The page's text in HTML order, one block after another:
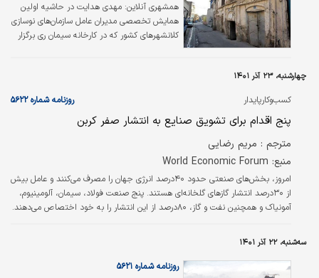
همشهری آنلاین: مهدی هدایت در حاشیه اولین
همایش تخصصی مدیران عامل سازمان‌های نوسازی
کلانشهرهای کشور که در کارخانه سیمان ری برگزار
چهارشنبه، ۲۳ آذر ۱۴۰۱
کسب‌و‌کارپایدار روزنامه شماره ۵۶۲۲
پنج اقدام برای تشویق صنایع به انتشار صفر کربن
مترجم : مريم رضايي
منبع: World Economic Forum
امروز، بخش‌‌‌های صنعتی حدود ۴۰‌درصد انرژی جهان را مصرف می‌کنند و عامل بیش
از ۳۰‌درصد انتشار گازهای گلخانه‌‌‌ای هستند. پنج صنعت فولاد، سیمان، آلومینیوم،
آمونیاک و همچنین نفت و گاز، ۸۰‌درصد از این انتشار را به خود اختصاص می‌دهند.
۸۰‌درصد افزایش یابد. اگر کربن‌‌‌زدایی از صنایع به اندازه کافی سرعت نگیرد،
انتشارهای صنعتی همراستا با تقاضا افزایش خواهند یافت. این یعنی هدف والای
کربن خنثی شدن، دور از دسترس‌‌‌تر خواهد شد. شناخت…
سه‌شنبه، ۲۲ آذر ۱۴۰۱
روزنامه شماره ۵۶۲۱